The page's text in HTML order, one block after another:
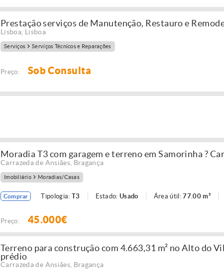
Prestação serviços de Manutenção, Restauro e
Lisboa Lisboa
Serviços Serviços Técnicos e Reparações
Preço: Sob Consulta
Moradia T3 com garagem e terreno em Samorinha ?
Carrazeda de Ansiães Bragança
Imobiliário Moradias/Casas
Comprar Tipologia: T3 Estado:Usado Área útil:77.00 m²
Preço: 45.000€
Terreno para construção com 4.663,31 m² no Alto do
prédio
Carrazeda de Ansiães Bragança